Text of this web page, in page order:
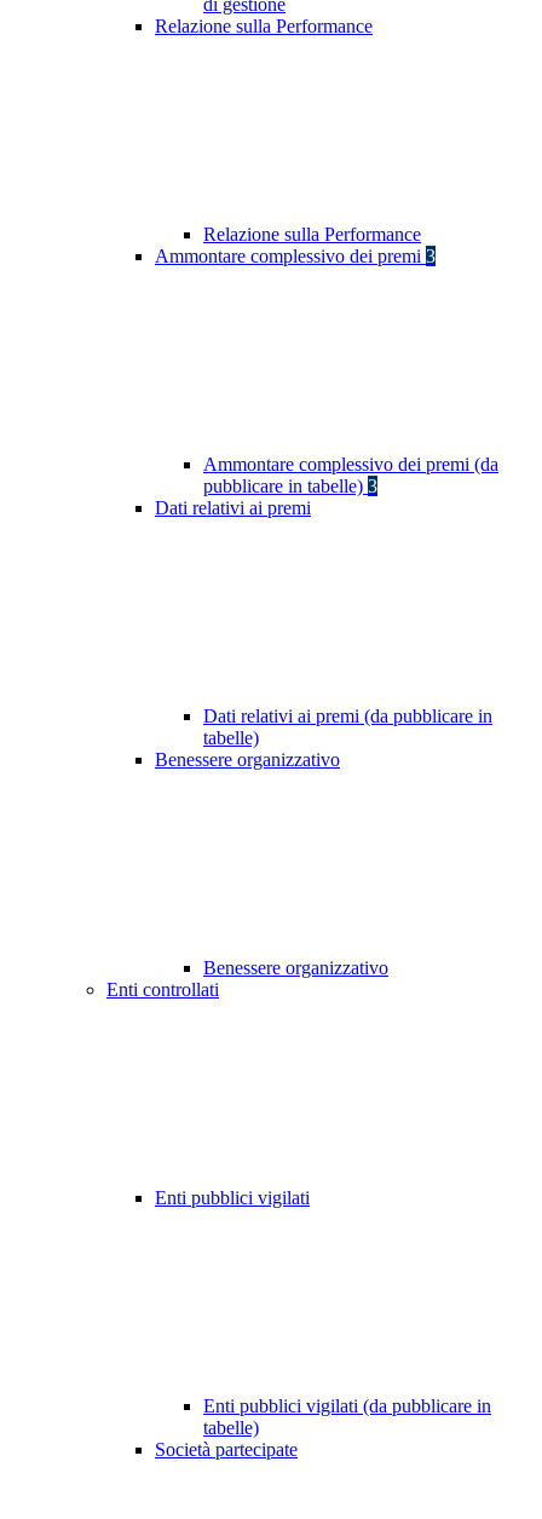
di gestione
Relazione sulla Performance
Relazione sulla Performance
Ammontare complessivo dei premi 3
Ammontare complessivo dei premi (da
pubblicare in tabelle) 3
Dati relativi ai premi
Dati relativi ai premi (da pubblicare in
tabelle)
Benessere organizzativo
Benessere organizzativo
Enti controllati
Enti pubblici vigilati
Enti pubblici vigilati (da pubblicare in
tabelle)
Società partecipate